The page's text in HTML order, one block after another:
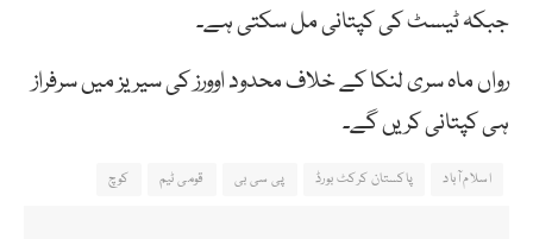
جبکہ ٹیسٹ کی کپتانی مل سکتی ہے۔
رواں ماہ سری لنکا کے خلاف محدود اوورز کی سیریز میں سرفراز
ہی کپتانی کریں گے۔
اسلام آباد پاکستان کرکٹ بورڈ پی سی بی قومی ٹیم کوچ